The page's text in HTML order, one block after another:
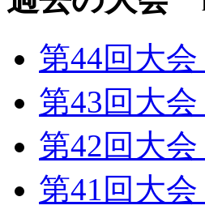
第44回大会
第43回大会
第42回大会
第41回大会